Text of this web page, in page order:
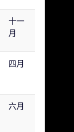
十一
月
四月
六月